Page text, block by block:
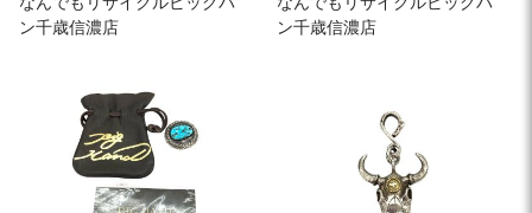
ン千歳信濃店
ン千歳信濃店